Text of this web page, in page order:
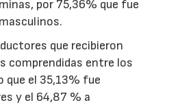
por 75,36% que fue
que recibieron
comprendidas entre los
que el 35,13% fue
y el 64,87 % a